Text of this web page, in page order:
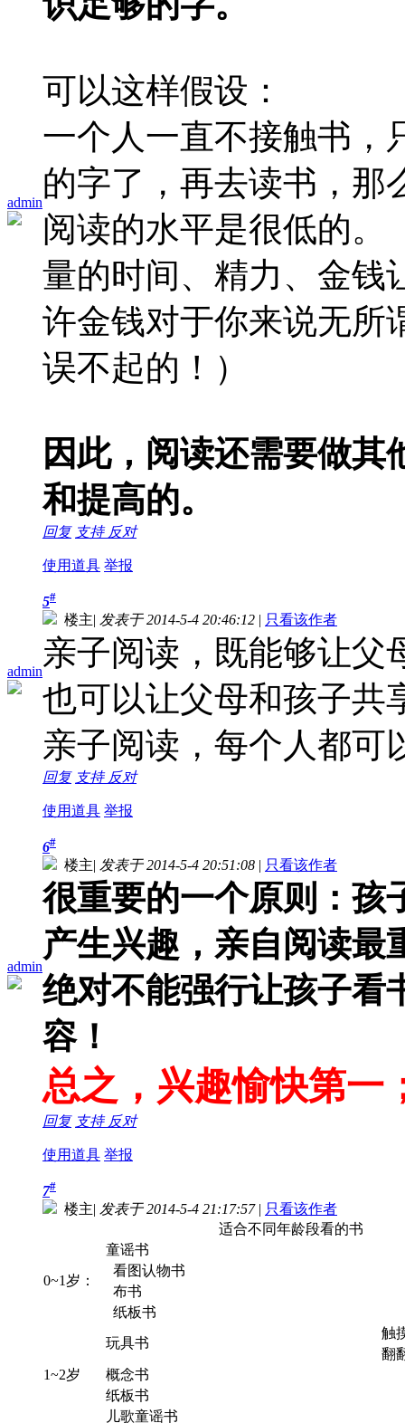
admin
可以这样假设：
一个人一直不接触书，
的字了，再去读书，那
阅读的水平是很低的。
量的时间、精力、金钱
许金钱对于你来说无所
误不起的！）
因此，阅读还需要做其
和提高的。
回复 支持 反对
使用道具 举报
admin
5#
楼主| 发表于 2014-5-4 20:46:12 | 只看该作者
亲子阅读，既能够让父
也可以让父母和孩子共
亲子阅读，每个人都可
回复 支持 反对
使用道具 举报
admin
6#
楼主| 发表于 2014-5-4 20:51:08 | 只看该作者
很重要的一个原则：孩
产生兴趣，亲自阅读最
绝对不能强行让孩子看
容！
总之，兴趣愉快第一
回复 支持 反对
使用道具 举报
7#
楼主| 发表于 2014-5-4 21:17:57 | 只看该作者
适合不同年龄段看的书
0~1岁：
童谣书
看图认物书
布书
纸板书
1~2岁
玩具书
触
翻
概念书
纸板书
儿歌童谣书